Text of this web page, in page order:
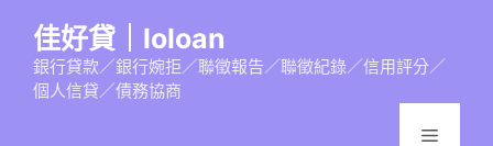
佳好貸｜loloan
銀行貸款／銀行婉拒／聯徵報告／聯徵紀錄／信用評分／
個人信貸／債務協商
選